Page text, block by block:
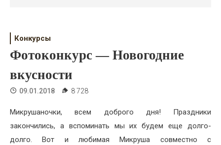
Свадьба
Жизнь
Хобби
Красота
Конкурсы
Фотоконкурс — Новогодние
вкусности
09.01.2018 8 728
Микрушаночки, всем доброго дня! Праздники
закончились, а вспоминать мы их будем еще долго-
долго. Вот и любимая Микруша совместно с